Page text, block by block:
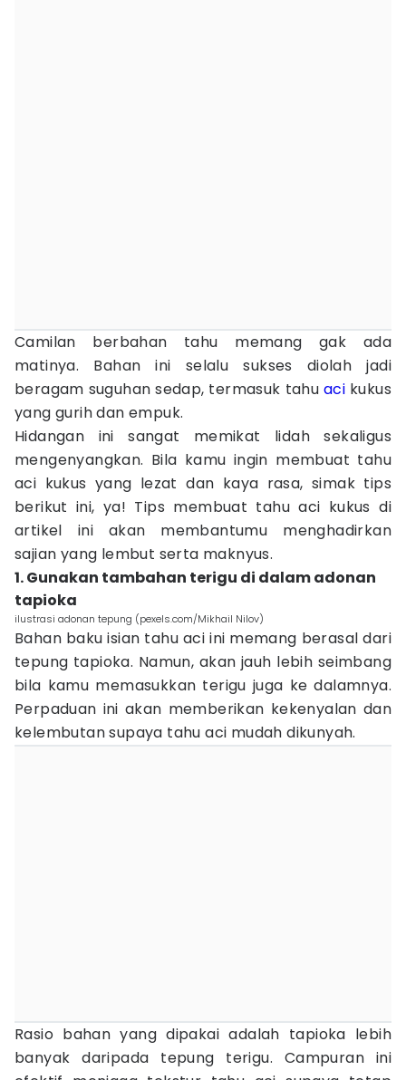
Camilan berbahan tahu memang gak ada
matinya. Bahan ini selalu sukses diolah jadi
beragam suguhan sedap, termasuk tahu aci kukus
yang gurih dan empuk.
Hidangan ini sangat memikat lidah sekaligus
mengenyangkan. Bila kamu ingin membuat tahu
aci kukus yang lezat dan kaya rasa, simak tips
berikut ini, ya! Tips membuat tahu aci kukus di
artikel ini akan membantumu menghadirkan
sajian yang lembut serta maknyus.
1. Gunakan tambahan terigu di dalam adonan
tapioka
ilustrasi adonan tepung (pexels.com/Mikhail Nilov)
Bahan baku isian tahu aci ini memang berasal dari
tepung tapioka. Namun, akan jauh lebih seimbang
bila kamu memasukkan terigu juga ke dalamnya.
Perpaduan ini akan memberikan kekenyalan dan
kelembutan supaya tahu aci mudah dikunyah.
Rasio bahan yang dipakai adalah tapioka lebih
banyak daripada tepung terigu. Campuran ini